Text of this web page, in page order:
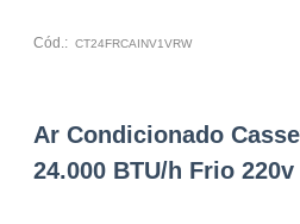
Cód.: CT24FRCAINV1VRW
Ar Condicionado
24.000 BTU/h Frio